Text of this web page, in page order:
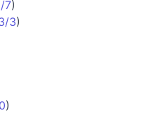
7)
3)
)